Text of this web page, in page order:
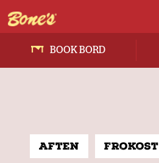
BOOK BORD
Aften Frokost